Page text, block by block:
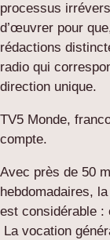
processus
d’œuvrer pour
rédactions
radio qui
direction unique.
TV5 Monde,
compte.
Avec près de 50
hebdomadaires,
est considérable :
La vocation